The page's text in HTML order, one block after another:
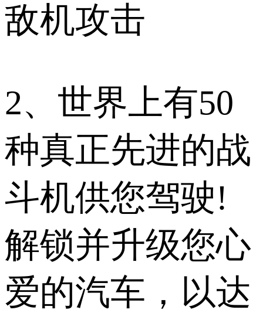
敌机攻击
2、世界上有50
种真正先进的战
斗机供您驾驶!
解锁并升级您心
爱的汽车，以达